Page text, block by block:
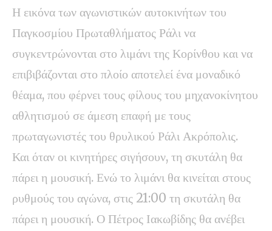
Η εικόνα των αγωνιστικών αυτοκινήτων του
Παγκοσμίου Πρωταθλήματος Ράλι να
συγκεντρώνονται στο λιμάνι της Κορίνθου και να
επιβιβάζονται στο πλοίο αποτελεί ένα μοναδικό
θέαμα, που φέρνει τους φίλους του μηχανοκίνητου
αθλητισμού σε άμεση επαφή με τους
πρωταγωνιστές του θρυλικού Ράλι Ακρόπολις.
Και όταν οι κινητήρες σιγήσουν, τη σκυτάλη θα
πάρει η μουσική. Ενώ το λιμάνι θα κινείται στους
ρυθμούς του αγώνα, στις 21:00 τη σκυτάλη θα
πάρει η μουσική. Ο Πέτρος Ιακωβίδης θα ανέβει